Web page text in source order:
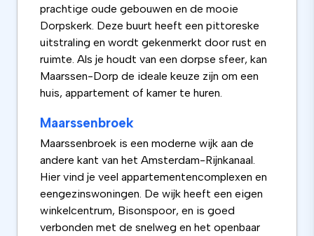
prachtige oude gebouwen en de mooie
Dorpskerk. Deze buurt heeft een pittoreske
uitstraling en wordt gekenmerkt door rust en
ruimte. Als je houdt van een dorpse sfeer, kan
Maarssen-Dorp de ideale keuze zijn om een
huis, appartement of kamer te huren.
Maarssenbroek
Maarssenbroek is een moderne wijk aan de
andere kant van het Amsterdam-Rijnkanaal.
Hier vind je veel appartementencomplexen en
eengezinswoningen. De wijk heeft een eigen
winkelcentrum, Bisonspoor, en is goed
verbonden met de snelweg en het openbaar